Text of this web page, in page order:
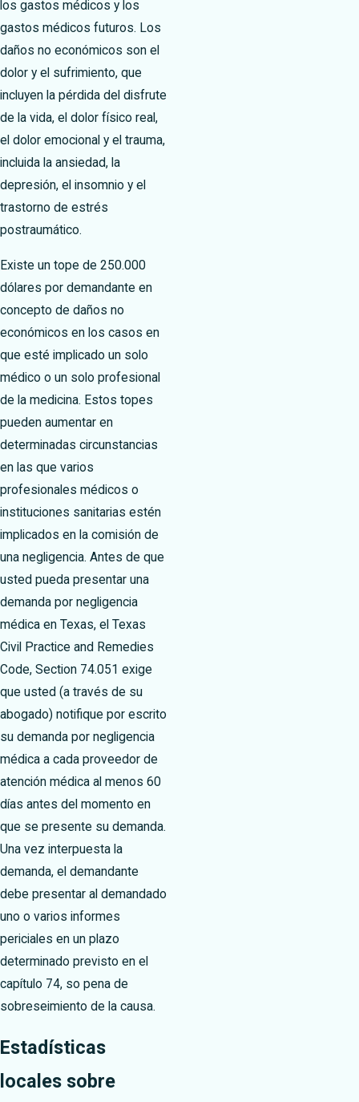
los gastos médicos y los
gastos médicos futuros. Los
daños no económicos son el
dolor y el sufrimiento, que
incluyen la pérdida del disfrute
de la vida, el dolor físico real,
el dolor emocional y el trauma,
incluida la ansiedad, la
depresión, el insomnio y el
trastorno de estrés
postraumático.
Existe un tope de 250.000
dólares por demandante en
concepto de daños no
económicos en los casos en
que esté implicado un solo
médico o un solo profesional
de la medicina. Estos topes
pueden aumentar en
determinadas circunstancias
en las que varios
profesionales médicos o
instituciones sanitarias estén
implicados en la comisión de
una negligencia. Antes de que
usted pueda presentar una
demanda por negligencia
médica en Texas, el Texas
Civil Practice and Remedies
Code, Section 74.051 exige
que usted (a través de su
abogado) notifique por escrito
su demanda por negligencia
médica a cada proveedor de
atención médica al menos 60
días antes del momento en
que se presente su demanda.
Una vez interpuesta la
demanda, el demandante
debe presentar al demandado
uno o varios informes
periciales en un plazo
determinado previsto en el
capítulo 74, so pena de
sobreseimiento de la causa.
Estadísticas
locales sobre